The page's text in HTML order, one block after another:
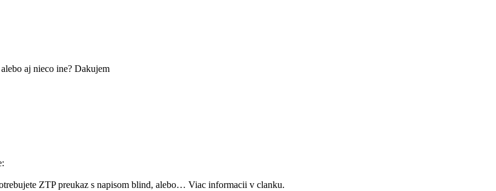
aj nieco ine? Dakujem
ZTP preukaz s napisom blind, alebo… Viac informacii v clanku.